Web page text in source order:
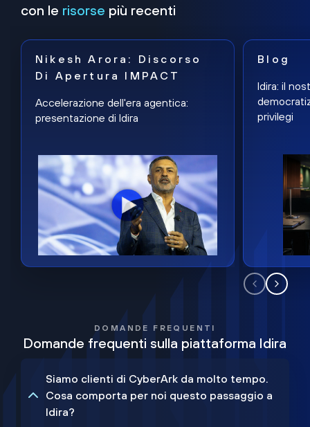
con le risorse più recenti
Nikesh Arora: Discorso
Di Apertura IMPACT
Accelerazione dell'era agentica:
presentazione di Idira
Blog
Idira: il
privilegi
DOMANDE FREQUENTI
Domande frequenti sulla piattaforma Idira
Siamo clienti di CyberArk da molto tempo.
Cosa comporta per noi questo passaggio a
Idira?